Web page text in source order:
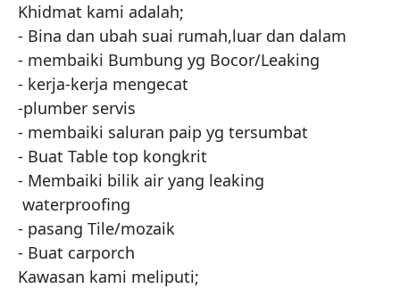
Khidmat kami adalah;
- Bina dan ubah suai rumah,luar dan dalam
- membaiki Bumbung yg Bocor/Leaking
- kerja-kerja mengecat
-plumber servis
- membaiki saluran paip yg tersumbat
- Buat Table top kongkrit
- Membaiki bilik air yang leaking
- pasang Tile/mozaik
- Buat carporch
Kawasan kami meliputi;